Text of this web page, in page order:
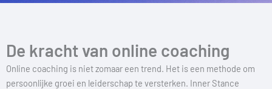
De kracht van online coaching
Online coaching is niet zomaar een trend. Het is een methode om
persoonlijke groei en leiderschap te versterken. Inner Stance